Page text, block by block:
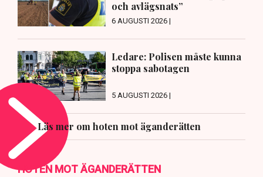
och avlägsnats”
6 AUGUSTI 2026 |
Ledare: Polisen måste kunna
stoppa sabotagen
5 AUGUSTI 2026 |
Läs mer om hoten mot äganderätten
HOTEN MOT ÄGANDERÄTTEN